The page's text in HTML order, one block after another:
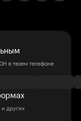
в твоем телефоне
и других